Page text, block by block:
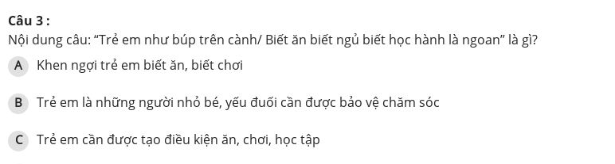
Câu 3 :
Nội dung câu: “Trẻ em như búp trên cành/ Biết ăn biết ngủ biết học hành là ngoan” là gì?
A Khen ngợi trẻ em biết ăn, biết chơi
B Trẻ em là những người nhỏ bé, yếu đuối cần được bảo vệ chăm sóc
C Trẻ em cần được tạo điều kiện ăn, chơi, học tập